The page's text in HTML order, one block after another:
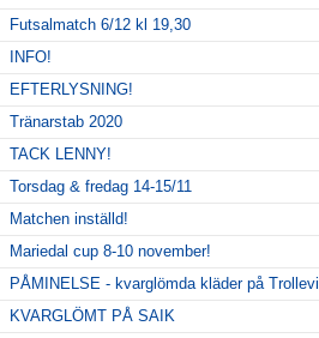
Futsalmatch 6/12 kl 19,30
INFO!
EFTERLYSNING!
Tränarstab 2020
TACK LENNY!
Torsdag & fredag 14-15/11
Matchen inställd!
Mariedal cup 8-10 november!
PÅMINELSE - kvarglömda kläder på Trollevi
KVARGLÖMT PÅ SAIK